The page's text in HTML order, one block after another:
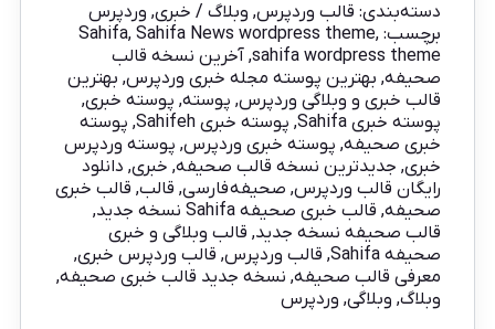
دسته‌بندی: قالب وردپرس, وبلاگ / خبری, وردپرس
برچسب:
Sahifa,Sahifa News wordpress theme,
sahifa wordpress theme
, آخرین نسخه قالب
صحیفه, بهترین پوسته مجله خبری وردپرس, بهترین
قالب خبری و وبلاگی وردپرس, پوسته, پوسته خبری,
پوسته خبری Sahifa
, پوسته خبری Sahifeh , پوسته
خبری صحیفه, پوسته خبری وردپرس, پوسته وردپرس
خبری, جدیدترین نسخه قالب صحیفه, خبری, دانلود
رایگان قالب وردپرس, صحیفه فارسی, قالب, قالب خبری
صحیفه, قالب خبری صحیفه Sahifa نسخه جدید
,
قالب صحیفه نسخه جدید, قالب وبلاگی و خبری
صحیفه Sahifa
, قالب وردپرس, قالب وردپرس خبری,
معرفی قالب صحیفه, نسخه جدید قالب خبری صحیفه,
وبلاگ, وبلاگی, وردپرس